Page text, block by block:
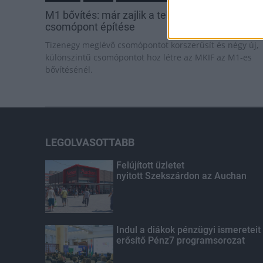
M1 bővítés: már zajlik a teljesen új Bicske Kelet
csomópont építése
Tizenegy meglévő csomópontot korszerűsít és négy új,
különszintű csomópontot hoz létre az MKIF az M1-es
bővítésénél.
LEGOLVASOTTABB
Felújított üzletet
nyitott Szekszárdon az Auchan
Indul a diákok pénzügyi ismereteit
erősítő Pénz7 programsorozat